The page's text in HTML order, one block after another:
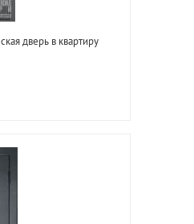
дверь в квартиру